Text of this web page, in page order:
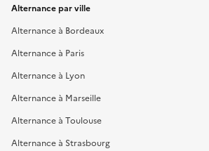
Alternance par ville
Alternance à Bordeaux
Alternance à Paris
Alternance à Lyon
Alternance à Marseille
Alternance à Toulouse
Alternance à Strasbourg